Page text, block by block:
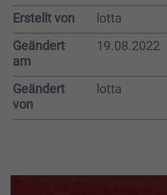
Erstellt von
lotta
Geändert
am
19.08.2022
Geändert
von
lotta